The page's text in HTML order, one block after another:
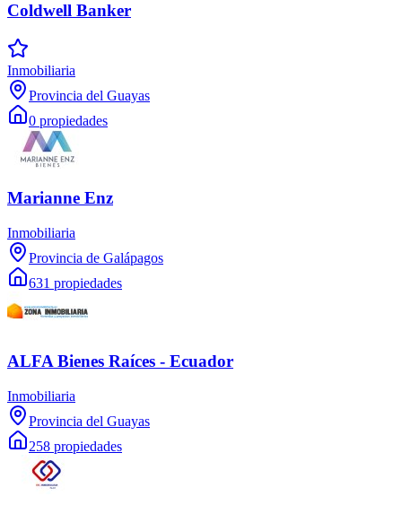
Coldwell Banker
Inmobiliaria
Provincia del Guayas
0 propiedades
Marianne Enz
Inmobiliaria
Provincia de Galápagos
631 propiedades
ALFA Bienes Raíces - Ecuador
Inmobiliaria
Provincia del Guayas
258 propiedades